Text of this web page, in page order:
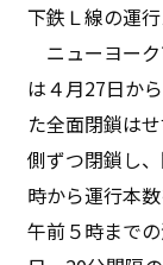
下鉄Ｌ線の運
ニューヨー
は４月27日か
た全面閉鎖は
側ずつ閉鎖し
時から運行本
午前５時まで